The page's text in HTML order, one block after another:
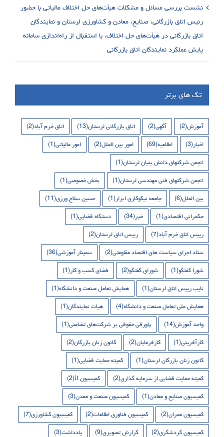
نشست بررسی مسائل و مشکلات هیأت‌های حل اختلاف مالیاتی با حضور
رئیس اتاق بازرگانی، صنایع، معادن و کشاورزی لرستان و نمایندگان
اتاق بازرگانی در هیأت‌های حل اختلاف، با استقبال از راه‌اندازی سامانه
پایش عملکرد نمایندگان اتاق بازرگانی
تگ های برتر
آموزش(2) آگهی(2) اتاق بازرگانی لرستان(13) اتاق خرم آباد(2)
اخبار(3) اطلاعیه(69) امور بین الملل(2) امور مالیاتی(1)
انجمن شرکتهای دانش بنیان لرستان(1)
انجمن شرکتهای فنی مهندسی لرستان(1) بخش خصوصی(1)
بین الملل(6) جامعه نیکوکاری ابرار(1) حسین سلاح ورزی(11)
حکمرانی اقتصادی(1) خبر(34) دستگاه قضایی(1)
رییس اتاق خرم آباد(7) رییس اتاق لرستان(2)
ستاد اجرای سیاست های اقتصاد مقاومتی(2) سمینار آموزشی(36)
شورا گفتگو(1) شورای گفتگو(2) فضای کسب و کار(1)
نایب رییس اتاق لرستان(1) همایش تعامل صنعت و دانشگاه(1)
همایش ملی تعامل صنعت و دانشگاه(4) هیات نمایندگان(1)
واحد آموزش(14) پاورقی حقوقی بر شرکت‌های تضامنی(1)
کارآفرینی(1) کارفرمایان(2) کانون زنان بازرگان(2)
کانون زنان بازرگان لرستان(1) کمیته حمایت قضایی(1)
کمیته حمایت قضایی از سرمایه گذاری(2) کمیسیون it (2)
کمیسیون صنایع و معادن(1) کمیسیون صنعت و معدن(3)
کمیسیون عمران(2) کمیسیون فناوری اطلاعات(2) کمیسیون کشاورزی(7)
کمیسیون گردشگری(2) گزارش تصویری(9) یادداشت(3)